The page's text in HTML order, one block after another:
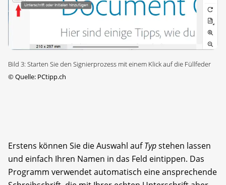
Bild 3: Starten Sie den Signierprozess mit einem Klick auf die Füllfeder
©Quelle: PCtipp.ch
Erstens können Sie die Auswahl aufTypstehen lassen
und einfach Ihren Namen in das Feld eintippen. Das
Programm verwendet automatisch eine ansprechende